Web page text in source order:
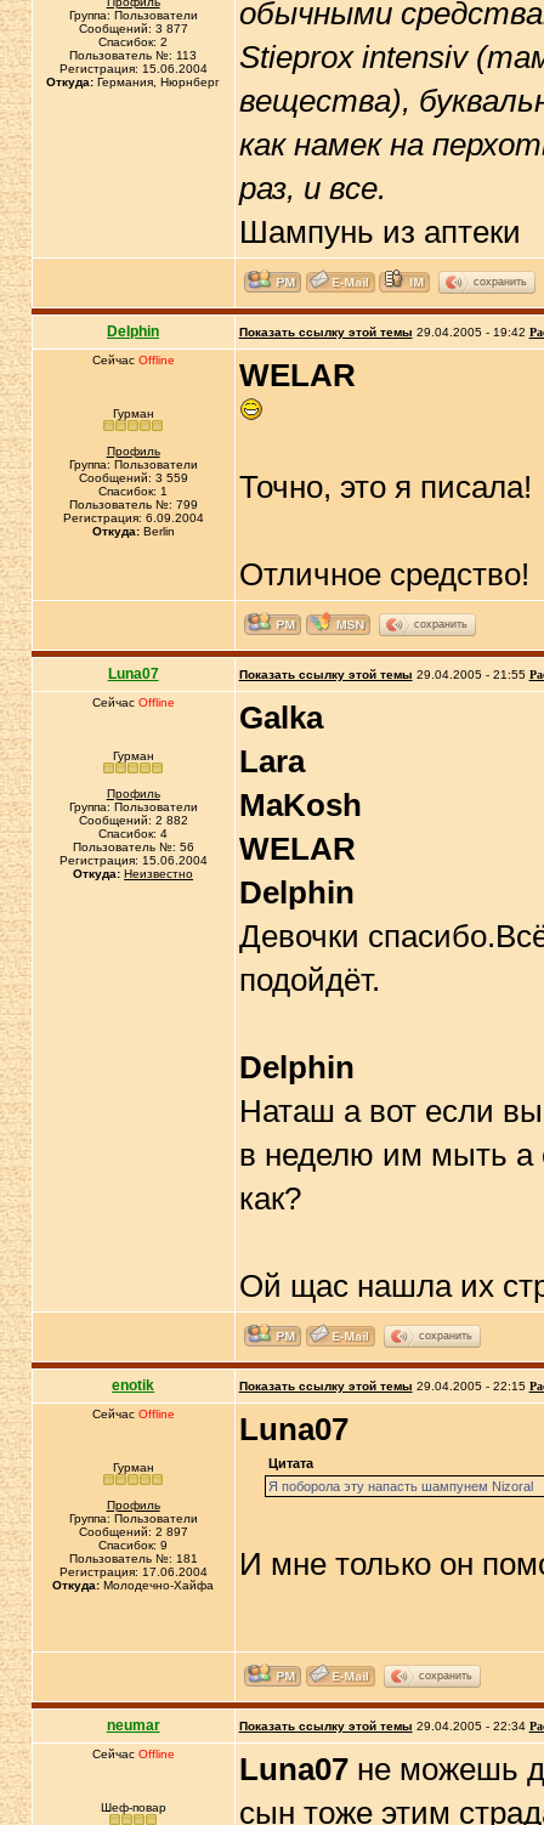
Группа: Пользователи
Сообщений: 3 877
Спасибок: 2
Пользователь №: 113
Регистрация: 15.06.2004
Откуда: Германия, Нюрнберг
обычными
Stieprox intensiv
вещества),
как намек на
раз, и все.
Шампунь из аптеки
сохранить
Delphin Показать ссылку этой темы 29.04.2005 - 19:42
Сейчас Offline
Гурман
Профиль
Группа: Пользователи
Сообщений: 3 559
Спасибок: 1
Пользователь №: 799
Регистрация: 6.09.2004
Откуда:Berlin
WELAR
Точно, это я писала!
Отличное средство!
сохранить
Luna07 Показать ссылку этой темы 29.04.2005 - 21:55
Сейчас Offline
Гурман
Профиль
Группа: Пользователи
Сообщений: 2 882
Спасибок: 4
Пользователь №: 56
Регистрация: 15.06.2004
Откуда: Неизвестно
Galka
Lara
MaKosh
WELAR
Delphin
Девочки
подойдёт.
Delphin
Наташ а вот если
в неделю им мыть а
как?
Ой щас нашла их
сохранить
enotik Показать ссылку этой темы 29.04.2005 - 22:15
Сейчас Offline
Гурман
Профиль
Группа: Пользователи
Сообщений: 2 897
Спасибок: 9
Пользователь №: 181
Регистрация: 17.06.2004
Откуда: Молодечно-Хайфа
Luna07
Цитата
Я поборола эту напасть шампунем Nizoral
И мне только он
сохранить
neumar Показать ссылку этой темы 29.04.2005 - 22:34
Сейчас Offline
Шеф-повар
Luna07не можешь
сын тоже этим